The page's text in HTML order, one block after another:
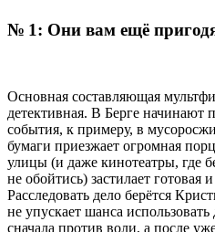
№ 1: Они вам ещё
Основная составляющая
детективная. В Берге начинают
события, к примеру, в
бумаги приезжает огромная
улицы (и даже кинотеатры, где
не обойтись) застилает готовая
Расследовать дело берётся
не упускает шанса
сначала против воли, а после